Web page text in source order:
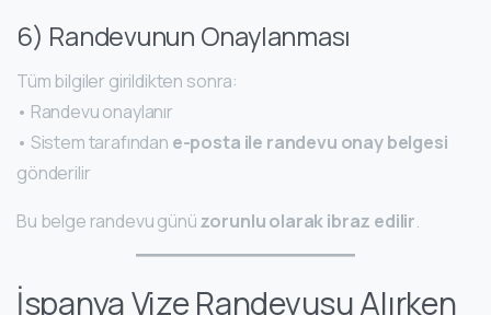
6) Randevunun Onaylanması
Tüm bilgiler girildikten sonra:
• Randevu onaylanır
• Sistem tarafından e-posta ile randevu onay belgesi
gönderilir
Bu belge randevu günüzorunlu olarak ibraz edilir.
İspanya Vize Randevusu Alırken